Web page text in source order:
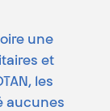
une
et
les
aucunes